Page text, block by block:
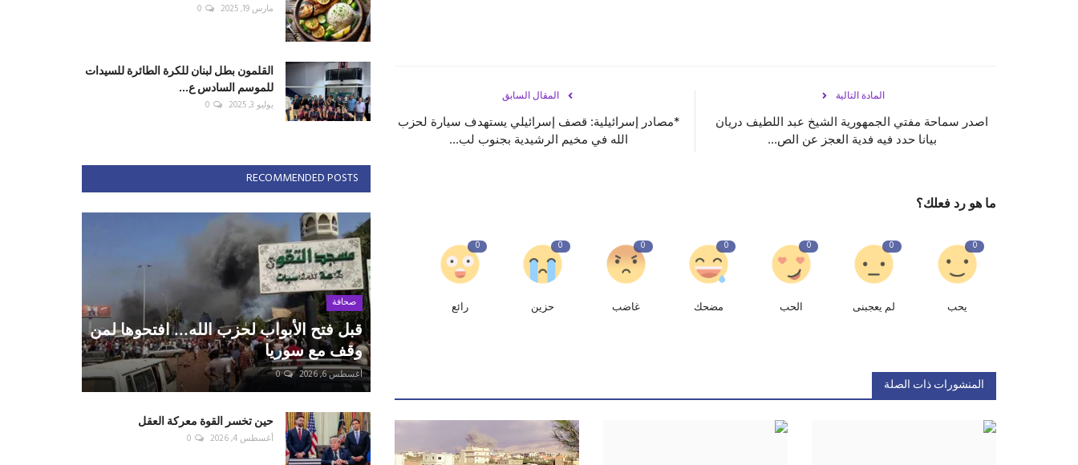
المقال السابق
‎*مصادر إسرائيلية: قصف إسرائيلي يستهدف سيارة لحزب
الله في مخيم الرشيدية بجنوب لب...
المادة التالية
اصدر سماحة مفتي الجمهورية الشيخ عبد اللطيف دريان
بيانا حدد فيه فدية العجز عن الص...
ما هو رد فعلك؟
0
يحب
0
لم يعجبنى
0
الحب
0
مضحك
0
غاضب
0
حزين
0
رائع
المنشورات ذات الصلة
مارس 19, 2025 0
القلمون بطل لبنان للكرة الطائرة للسيدات
للموسم السادس ع...
يوليو 3, 2025 0
RECOMMENDED POSTS
صحافة
قبل فتح الأبواب لحزب الله... افتحوها لمن
وقف مع سوريا
أغسطس 6, 2026 0
حين تخسر القوة معركة العقل
أغسطس 4, 2026 0